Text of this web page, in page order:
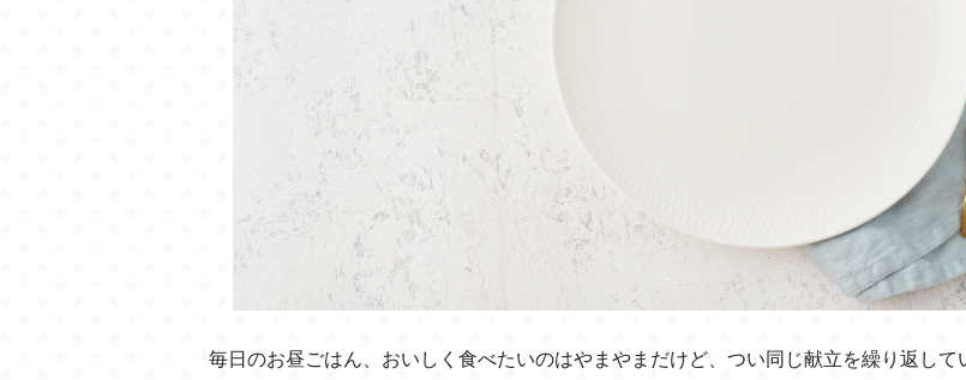
毎日のお昼ごはん、おいしく食べたいのはやまやまだけど、つい同じ献立を繰り返して